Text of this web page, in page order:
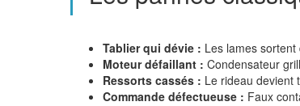
Tablier qui dévie : Les lames
Moteur défaillant : Condensateur
Ressorts cassés : Le rideau devient
Commande défectueuse : Faux